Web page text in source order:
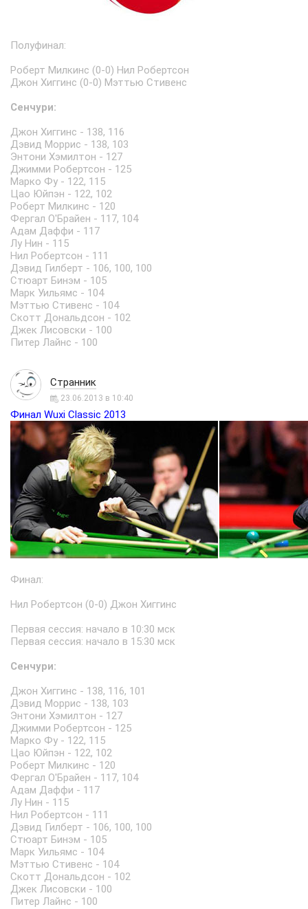
Полуфинал:
Роберт Милкинс (0-0) Нил Робертсон
Джон Хиггинс (0-0) Мэттью Стивенс
Сенчури:
Джон Хиггинс - 138, 116
Дэвид Моррис - 138, 103
Энтони Хэмилтон - 127
Джимми Робертсон - 125
Марко Фу - 122, 115
Цао Юйпэн - 122, 102
Роберт Милкинс - 120
Фергал О'Брайен - 117, 104
Адам Даффи - 117
Лу Нин - 115
Нил Робертсон - 111
Дэвид Гилберт - 106, 100, 100
Стюарт Бинэм - 105
Марк Уильямс - 104
Мэттью Стивенс - 104
Скотт Дональдсон - 102
Джек Лисовски - 100
Питер Лайнс - 100
Странник
23.06.2013 в 10:40
Финал Wuxi Classic 2013
Финал:
Нил Робертсон (0-0) Джон Хиггинс
Первая сессия: начало в 10:30 мск
Первая сессия: начало в 15:30 мск
Сенчури:
Джон Хиггинс - 138, 116, 101
Дэвид Моррис - 138, 103
Энтони Хэмилтон - 127
Джимми Робертсон - 125
Марко Фу - 122, 115
Цао Юйпэн - 122, 102
Роберт Милкинс - 120
Фергал О'Брайен - 117, 104
Адам Даффи - 117
Лу Нин - 115
Нил Робертсон - 111
Дэвид Гилберт - 106, 100, 100
Стюарт Бинэм - 105
Марк Уильямс - 104
Мэттью Стивенс - 104
Скотт Дональдсон - 102
Джек Лисовски - 100
Питер Лайнс - 100